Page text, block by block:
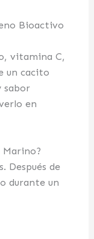
Bioactivo
vitamina C,
un cacito
sabor
en
Después de
durante un